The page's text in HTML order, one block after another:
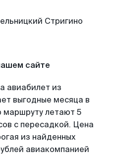
сайте
авиабилет из
выгодные месяца в
маршруту летают 5
с пересадкой. Цена
из найденных
авиакомпанией